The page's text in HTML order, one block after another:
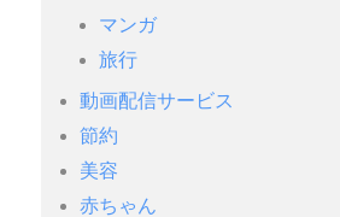
マンガ
旅行
動画配信サービス
節約
美容
赤ちゃん